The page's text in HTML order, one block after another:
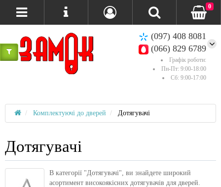
(097) 408 8081
(066) 829 6789
Графік роботи:
Пн-Пт: 9:00-18:00
Сб: 9:00-17:00
0
Комплектуючі до дверей Дотягувачі
Дотягувачі
В категорії "Дотягувачі", ви знайдете широкий
асортимент високоякісних дотягувачів для дверей.